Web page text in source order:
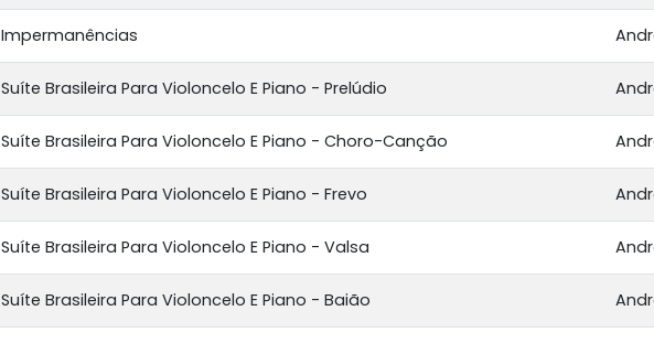
Impermanências
Suíte Brasileira Para Violoncelo E Piano - Prelúdio
Suíte Brasileira Para Violoncelo E Piano - Choro-Canção
Suíte Brasileira Para Violoncelo E Piano - Frevo
Suíte Brasileira Para Violoncelo E Piano - Valsa
Suíte Brasileira Para Violoncelo E Piano - Baião